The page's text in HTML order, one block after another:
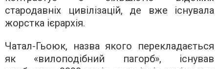
стародавніх цивілізацій, де вже існувала
жорстка ієрархія.
Чатал-Гьоюк, назва якого перекладається
як «вилоподібний пагорб», існував